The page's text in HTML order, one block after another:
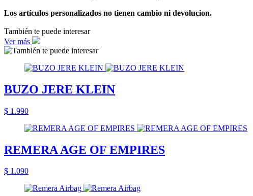
Los artículos personalizados no tienen cambio ni devolucion.
También te puede interesar
Ver más
BUZO JERE KLEIN
$ 1.990
REMERA AGE OF EMPIRES
$ 1.090